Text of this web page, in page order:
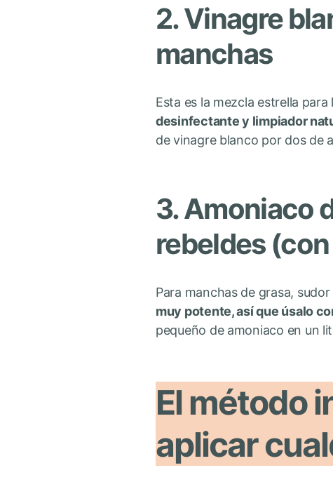
2. Vinagre
manchas
Esta es la mezcla estrella
desinfectante y limpiador
de vinagre blanco por dos de
3. Amoniaco
rebeldes
Para manchas de grasa,
muy potente, así que úsalo
pequeño de amoniaco en un
El método
aplicar